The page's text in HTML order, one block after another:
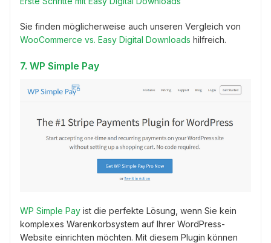
Sie finden möglicherweise auch unseren Vergleich von
WooCommerce vs. Easy Digital Downloads hilfreich.
7. WP Simple Pay
WP Simple Pay ist die perfekte Lösung, wenn Sie kein
komplexes Warenkorbsystem auf Ihrer WordPress-
Website einrichten möchten. Mit diesem Plugin können